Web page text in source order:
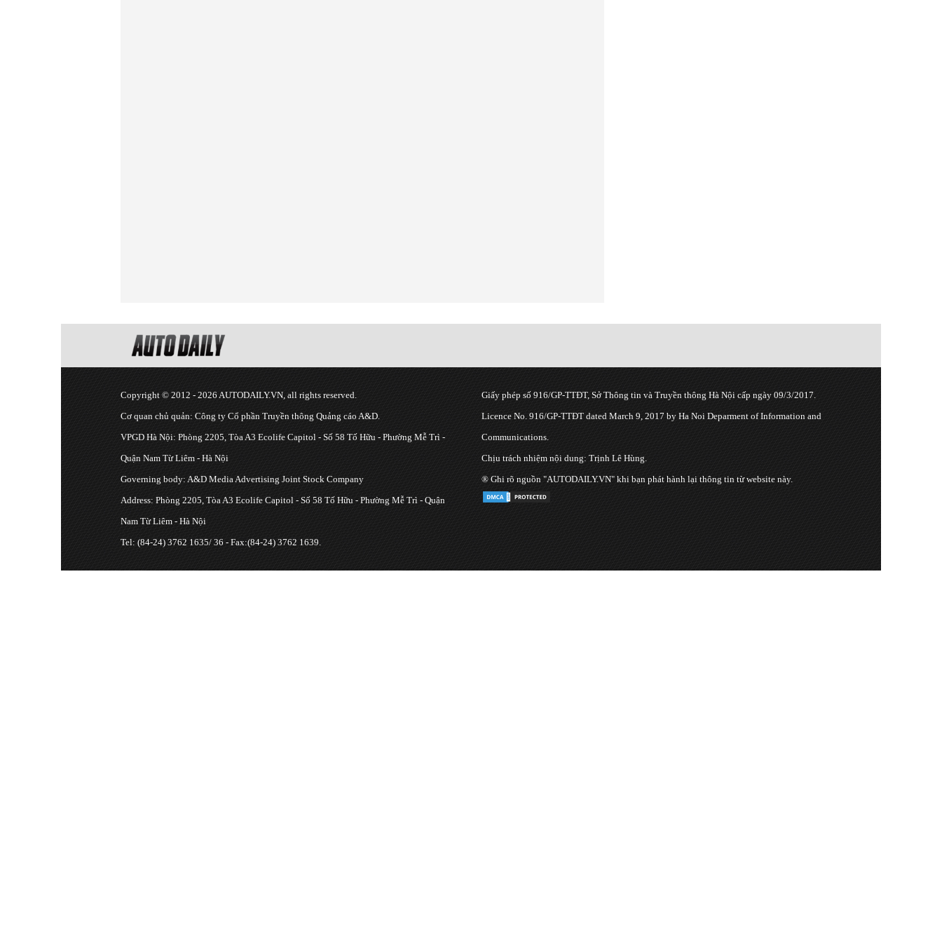
Copyright © 2012 - 2026 AUTODAILY.VN, all rights reserved.
Cơ quan chủ quản: Công ty Cổ phần Truyền thông Quảng cáo A&D.
VPGD Hà Nội: Phòng 2205, Tòa A3 Ecolife Capitol - Số 58 Tố Hữu - Phường Mễ Trì -
Quận Nam Từ Liêm - Hà Nội
Governing body: A&D Media Advertising Joint Stock Company
Address: Phòng 2205, Tòa A3 Ecolife Capitol - Số 58 Tố Hữu - Phường Mễ Trì - Quận
Nam Từ Liêm - Hà Nội
Tel: (84-24) 3762 1635/ 36 - Fax:(84-24) 3762 1639.
Giấy phép số 916/GP-TTĐT, Sở Thông tin và Truyền thông Hà Nội cấp ngày 09/3/2017.
Licence No. 916/GP-TTĐT dated March 9, 2017 by Ha Noi Deparment of Information and
Communications.
Chịu trách nhiệm nội dung: Trịnh Lê Hùng.
® Ghi rõ nguồn "AUTODAILY.VN" khi bạn phát hành lại thông tin từ website này.